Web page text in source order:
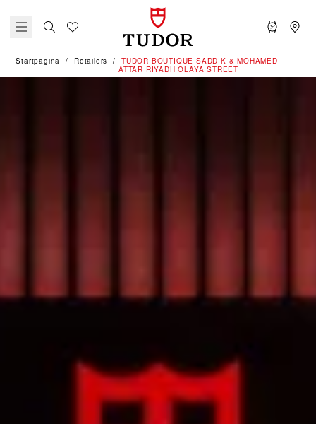
Startpagina Retailers
‭TUDOR BOUTIQUE SADDIK & MOHAMED
ATTAR RIYADH OLAYA STREET‬